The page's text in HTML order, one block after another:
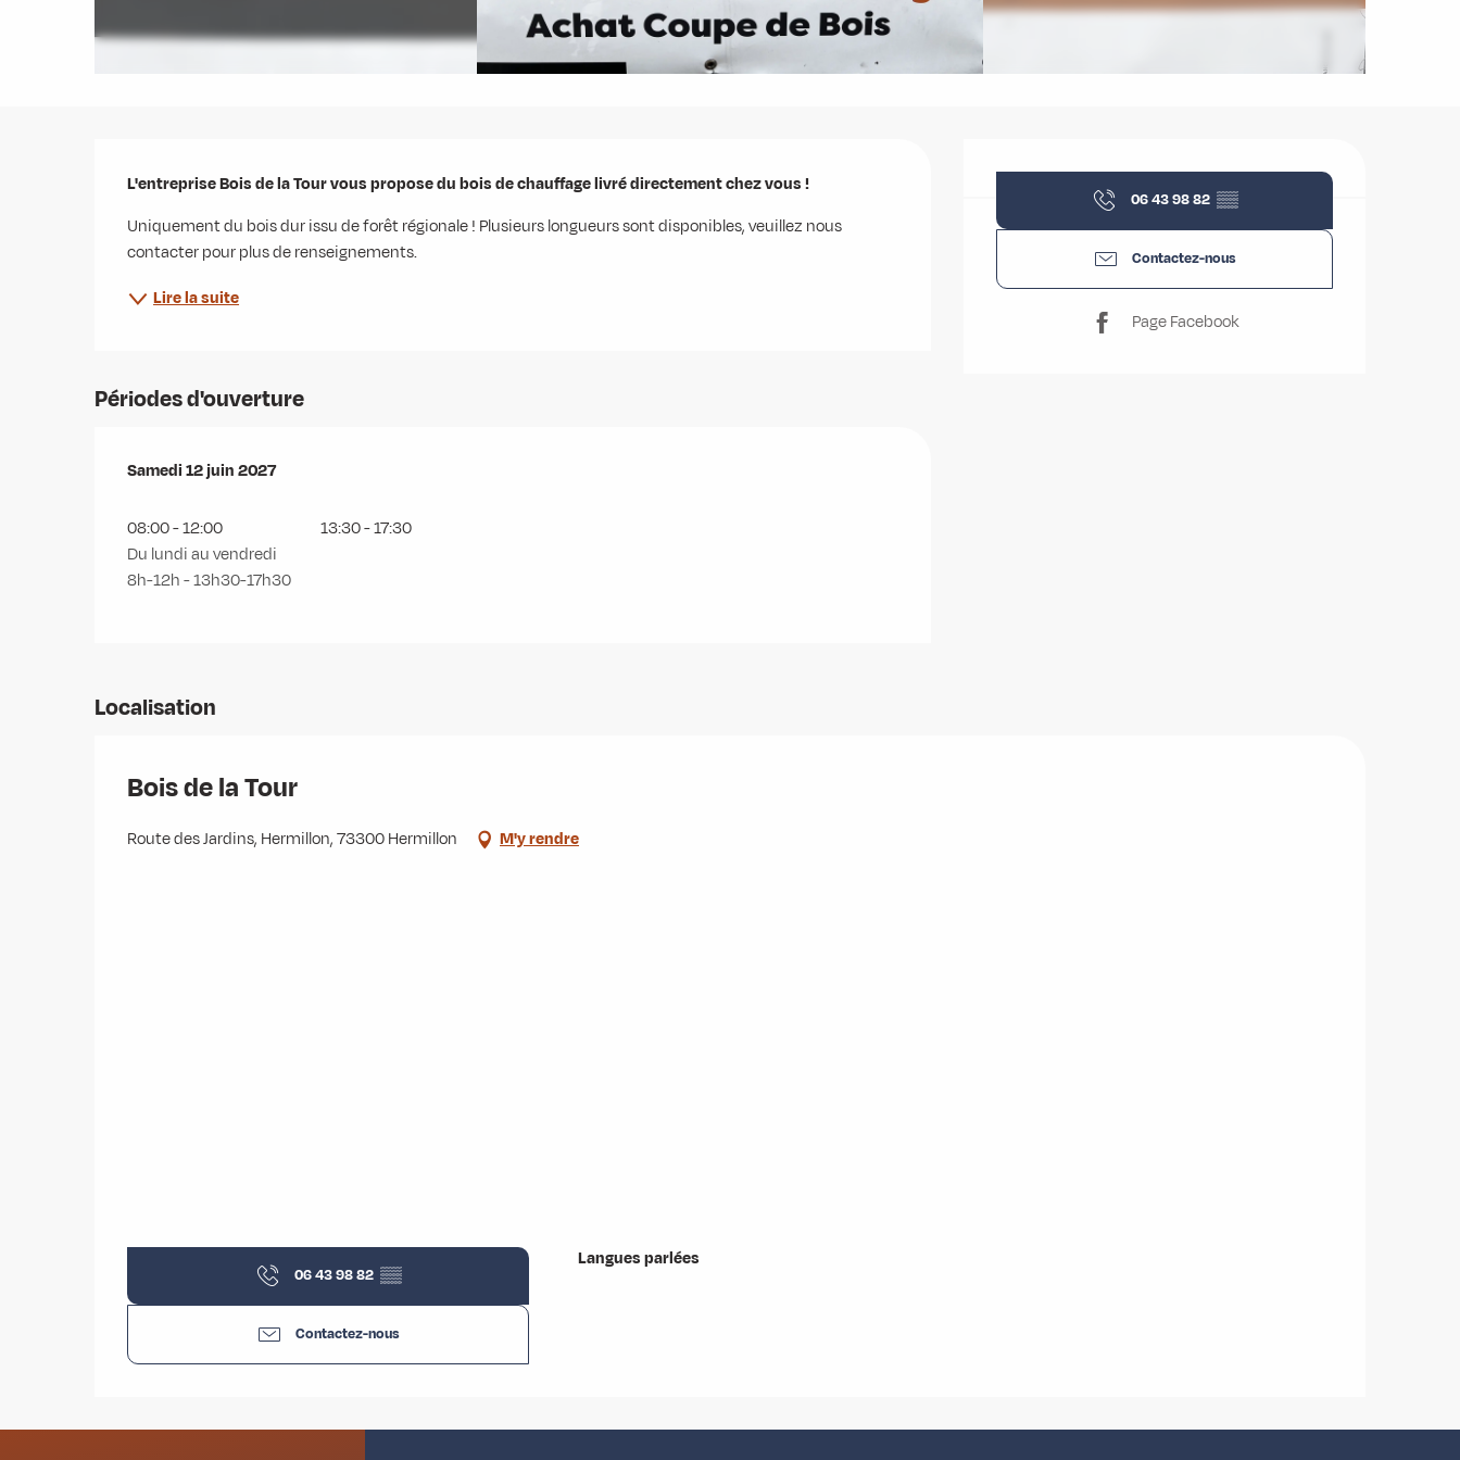
Ouverture et coordonnées
06 43 98 82 ▒▒
Contactez-nous
Page Facebook
Description
L'entreprise Bois de la Tour vous propose du bois de chauffage livré directement chez vous !
Uniquement du bois dur issu de forêt régionale ! Plusieurs longueurs sont disponibles, veuillez nous
contacter pour plus de renseignements.
Lire la suite
Périodes d'ouverture
Samedi 12 juin 2027
Samedi 12 juin 2027
08:00 - 12:00
13:30 - 17:30
Du lundi au vendredi
8h-12h - 13h30-17h30
Localisation
Bois de la Tour
Route des Jardins, Hermillon, 73300 Hermillon M'y rendre
06 43 98 82 ▒▒
Contactez-nous
Langues parlées
Langues parlées